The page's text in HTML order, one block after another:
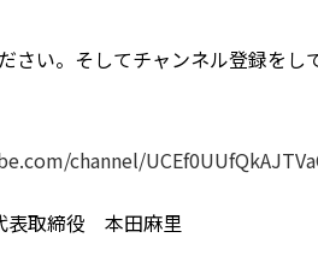
さい。そしてチャンネル登録を
channel/
取締役 本田麻里